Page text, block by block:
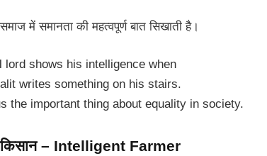
में समानता की महत्वपूर्ण बात सिखाती है।
lord shows his intelligence when
writes something on his stairs.
the important thing about equality in society.
किसान – Intelligent Farmer